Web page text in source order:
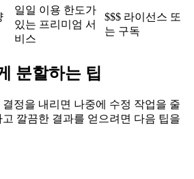
일일 이용 한도가
있는 프리미엄 서
비스
$$$ 라이선스 또
는 구독
분할하는 팁
정을 내리면 나중에 수정 작업을 줄
깔끔한 결과를 얻으려면 다음 팁을